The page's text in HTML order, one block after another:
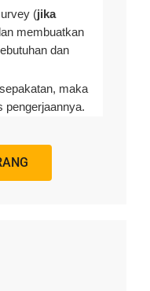
(jika
membuatkan
dan
maka
pengerjaannya.